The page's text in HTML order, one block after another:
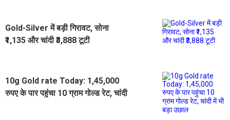
Gold-Silver में बड़ी गिरावट, सोना
₹1,135 और चांदी ₹3,888 टूटी
10g Gold rate Today: 1,45,000
रुपए के पार पहुंचा 10 ग्राम गोल्ड रेट, चांदी